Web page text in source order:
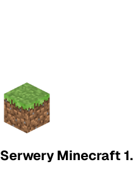
Serwery Minecraft